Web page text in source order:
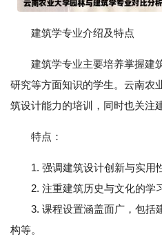
建筑学专业介绍及特点
建筑学专业主要培养掌握建
研究等方面知识的学生。云南农
筑设计能力的培训，同时也关注
特点：
1. 强调建筑设计创新与实用
2. 注重建筑历史与文化的学习
3. 课程设置涵盖面广，包括
构等。